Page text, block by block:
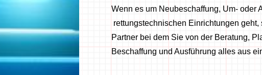
Wenn es um Neubeschaffung, Um- oder
rettungstechnischen Einrichtungen geht,
Partner bei dem Sie von der Beratung,
Beschaffung und Ausführung alles aus